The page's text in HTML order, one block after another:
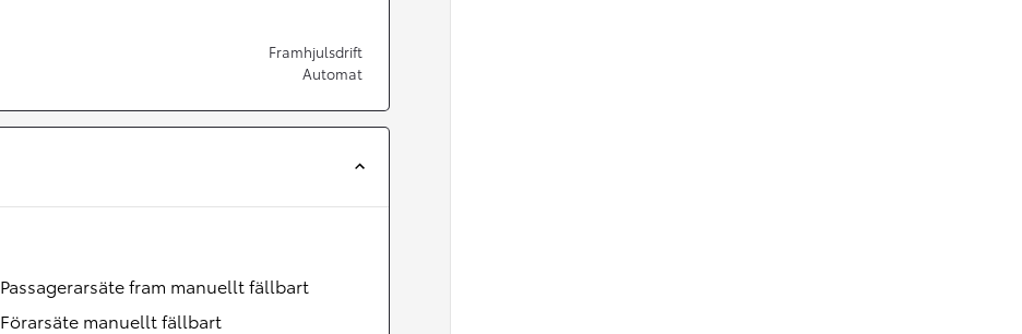
Nya GR GT
Framhjulsdrift
Automat
Passagerarsäte fram manuellt fällbart
Förarsäte manuellt fällbart